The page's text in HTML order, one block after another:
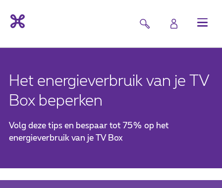
Het energieverbruik van je TV
Box beperken
Volg deze tips en bespaar tot 75% op het
energieverbruik van je TV Box